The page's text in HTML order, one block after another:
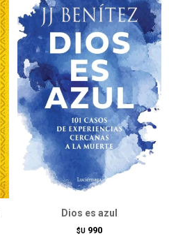
Dios es azul
$U 990